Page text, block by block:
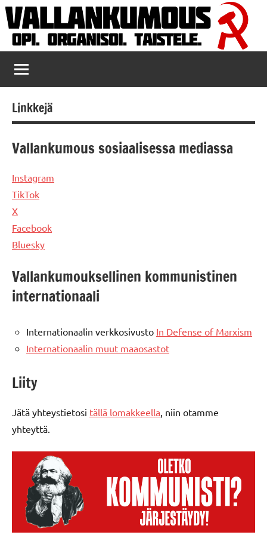
Skip
to
content
Vallankumous
Linkkejä
Vallankumous sosiaalisessa mediassa
Instagram
TikTok
X
Facebook
Bluesky
Vallankumouksellinen kommunistinen
internationaali
Internationaalin verkkosivusto In Defense of Marxism
Internationaalin muut maaosastot
Liity
Jätä yhteystietosi tällä lomakkeella , niin otamme
yhteyttä.